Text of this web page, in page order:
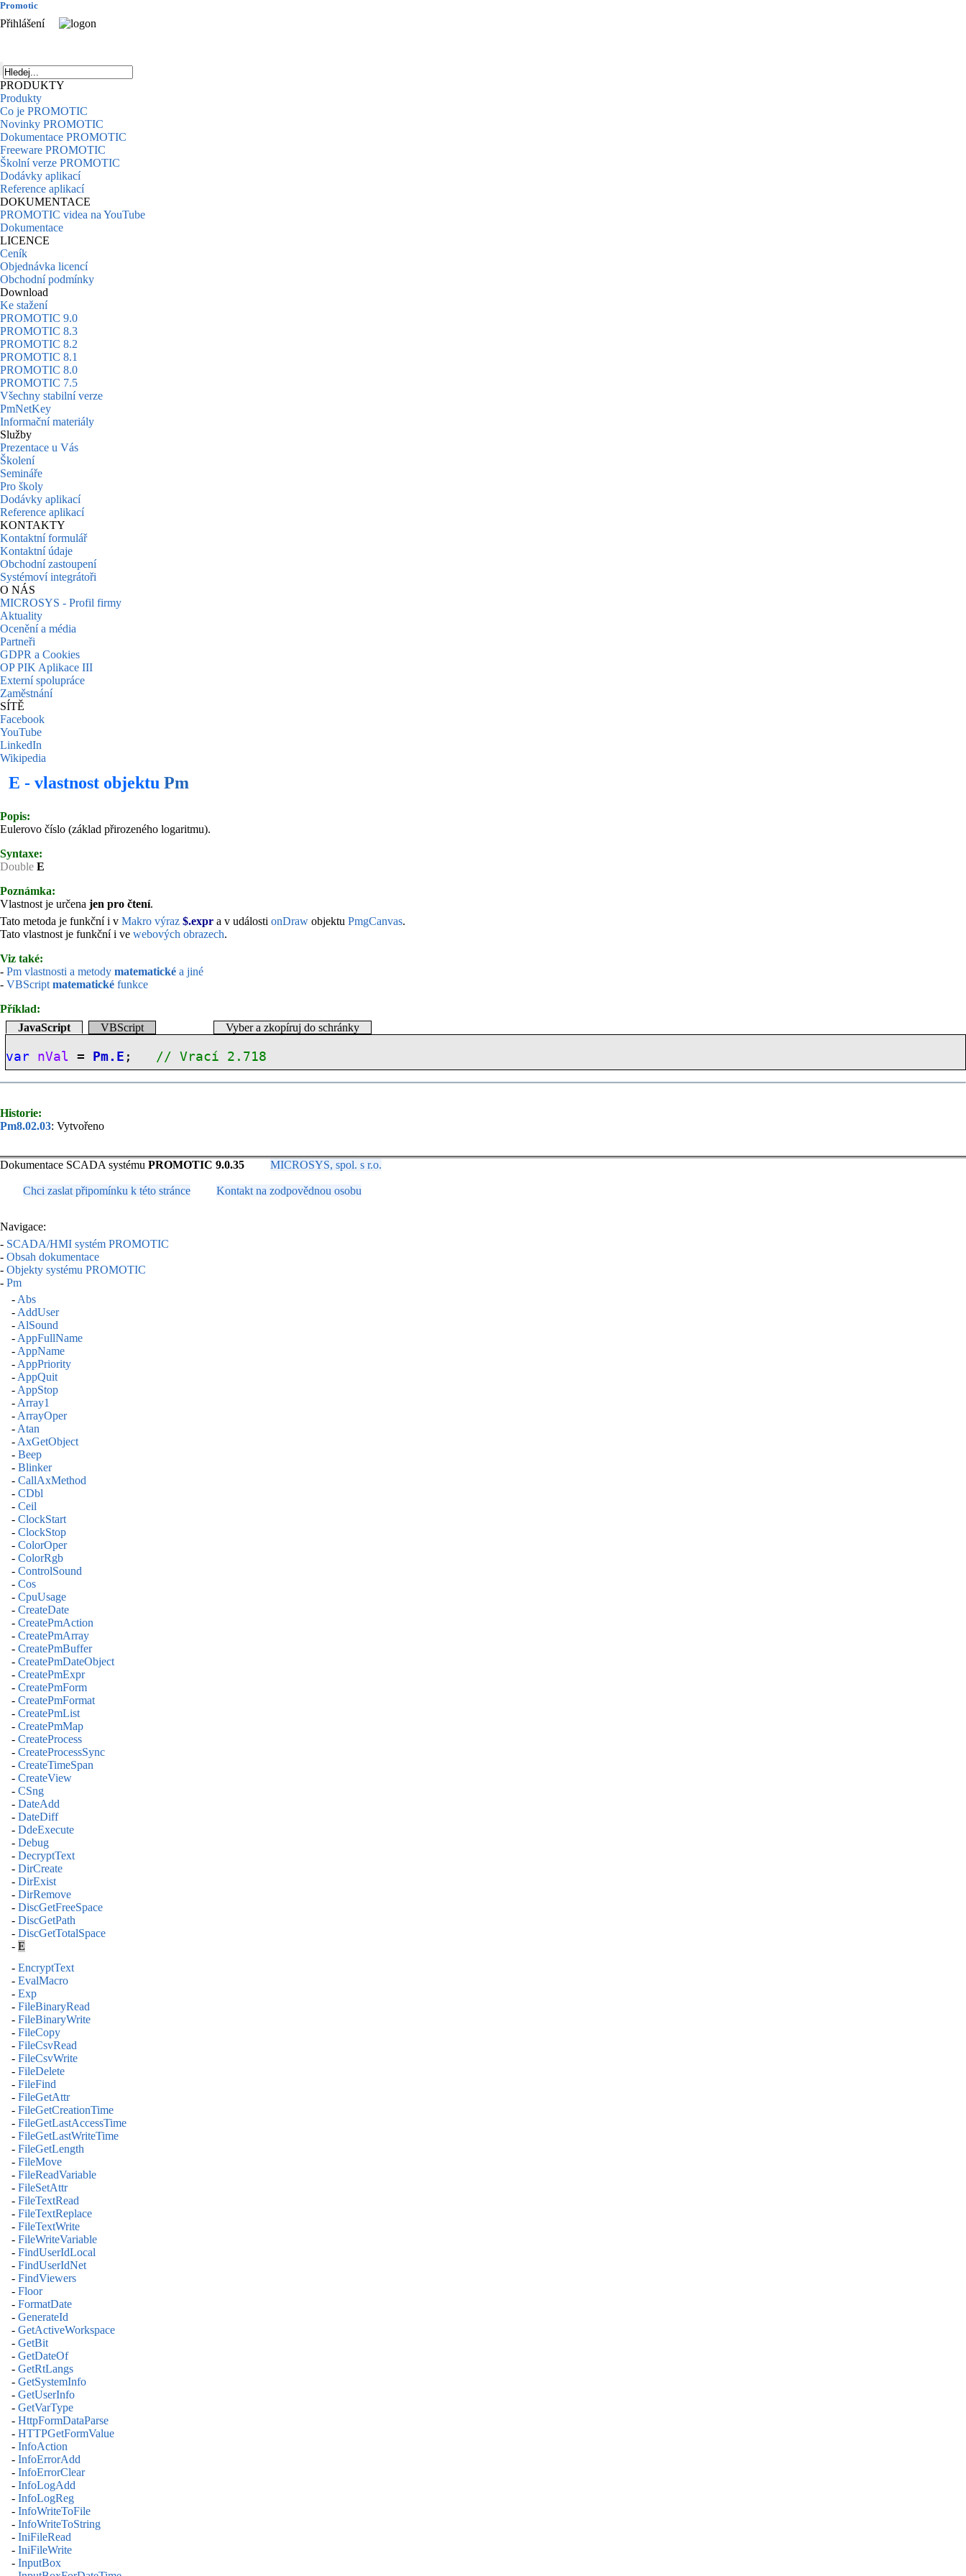
Promotic
Přihlášení
PRODUKTY
Produkty
Co je PROMOTIC
Novinky PROMOTIC
Dokumentace PROMOTIC
Freeware PROMOTIC
Školní verze PROMOTIC
Dodávky aplikací
Reference aplikací
DOKUMENTACE
PROMOTIC videa na YouTube
Dokumentace
LICENCE
Ceník
Objednávka licencí
Obchodní podmínky
Download
Ke stažení
PROMOTIC 9.0
PROMOTIC 8.3
PROMOTIC 8.2
PROMOTIC 8.1
PROMOTIC 8.0
PROMOTIC 7.5
Všechny stabilní verze
PmNetKey
Informační materiály
Služby
Prezentace u Vás
Školení
Semináře
Pro školy
Dodávky aplikací
Reference aplikací
KONTAKTY
Kontaktní formulář
Kontaktní údaje
Obchodní zastoupení
Systémoví integrátoři
O NÁS
MICROSYS - Profil firmy
Aktuality
Ocenění a média
Partneři
GDPR a Cookies
OP PIK Aplikace III
Externí spolupráce
Zaměstnání
SÍTĚ
Facebook
YouTube
LinkedIn
Wikipedia
E - vlastnost objektu Pm
Popis:
Eulerovo číslo (základ přirozeného logaritmu).
Syntaxe:
Double E
Poznámka:
Vlastnost je určena jen pro čtení.
Tato metoda je funkční i v Makro výraz $.expr a v události onDraw objektu PmgCanvas.
Tato vlastnost je funkční i ve webových obrazech.
Viz také:
- Pm vlastnosti a metody matematické a jiné
- VBScript matematické funkce
Příklad:
JavaScript
VBScript Vyber a zkopíruj do schránky
var nVal = Pm.E ; // Vrací 2.718
Historie:
Pm8.02.03: Vytvořeno
Dokumentace SCADA systému PROMOTIC 9.0.35 MICROSYS, spol. s r.o.
Chci zaslat připomínku k této stránce Kontakt na zodpovědnou osobu
Navigace:
- SCADA/HMI systém PROMOTIC
- Obsah dokumentace
- Objekty systému PROMOTIC
- Pm
-Abs
-AddUser
-AlSound
-AppFullName
-AppName
-AppPriority
-AppQuit
-AppStop
-Array1
-ArrayOper
-Atan
-AxGetObject
- Beep
- Blinker
- CallAxMethod
- CDbl
- Ceil
- ClockStart
- ClockStop
- ColorOper
- ColorRgb
- ControlSound
- Cos
- CpuUsage
- CreateDate
- CreatePmAction
- CreatePmArray
- CreatePmBuffer
- CreatePmDateObject
- CreatePmExpr
- CreatePmForm
- CreatePmFormat
- CreatePmList
- CreatePmMap
- CreateProcess
- CreateProcessSync
- CreateTimeSpan
- CreateView
- CSng
- DateAdd
- DateDiff
- DdeExecute
- Debug
- DecryptText
- DirCreate
- DirExist
- DirRemove
- DiscGetFreeSpace
- DiscGetPath
- DiscGetTotalSpace
- E
- EncryptText
- EvalMacro
- Exp
- FileBinaryRead
- FileBinaryWrite
- FileCopy
- FileCsvRead
- FileCsvWrite
- FileDelete
- FileFind
- FileGetAttr
- FileGetCreationTime
- FileGetLastAccessTime
- FileGetLastWriteTime
- FileGetLength
- FileMove
- FileReadVariable
- FileSetAttr
- FileTextRead
- FileTextReplace
- FileTextWrite
- FileWriteVariable
- FindUserIdLocal
- FindUserIdNet
- FindViewers
- Floor
- FormatDate
- GenerateId
- GetActiveWorkspace
- GetBit
- GetDateOf
- GetRtLangs
- GetSystemInfo
- GetUserInfo
- GetVarType
- HttpFormDataParse
- HTTPGetFormValue
- InfoAction
- InfoErrorAdd
- InfoErrorClear
- InfoLogAdd
- InfoLogReg
- InfoWriteToFile
- InfoWriteToString
- IniFileRead
- IniFileWrite
- InputBox